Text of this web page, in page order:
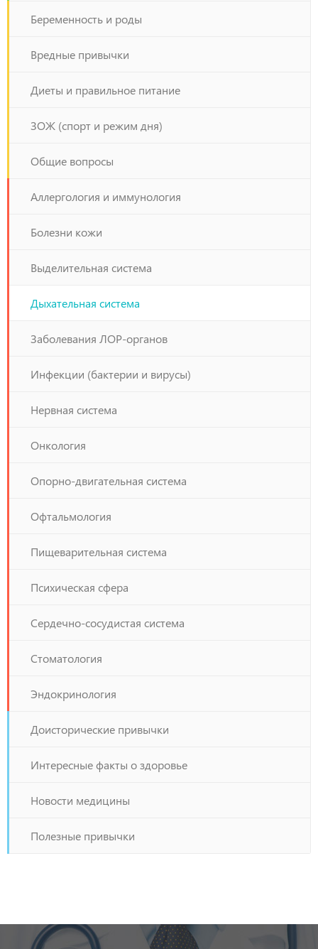
Беременность и роды
Вредные привычки
Диеты и правильное питание
ЗОЖ (спорт и режим дня)
Общие вопросы
Аллергология и иммунология
Болезни кожи
Выделительная система
Дыхательная система
Заболевания ЛОР-органов
Инфекции (бактерии и вирусы)
Нервная система
Онкология
Опорно-двигательная система
Офтальмология
Пищеварительная система
Психическая сфера
Сердечно-сосудистая система
Стоматология
Эндокринология
Доисторические привычки
Интересные факты о здоровье
Новости медицины
Полезные привычки